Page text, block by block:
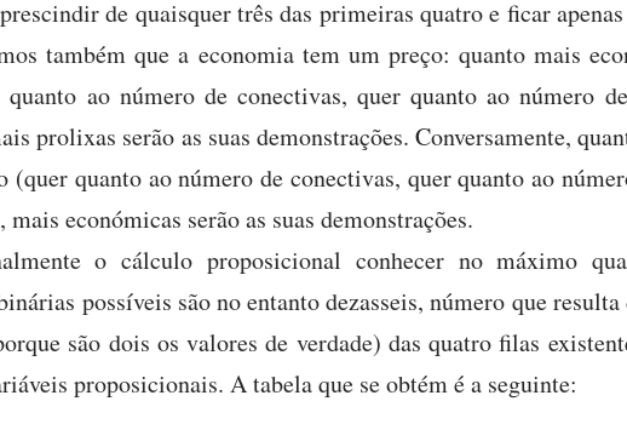
de quaisquer três das primeiras quatro e ficar
também que a economia tem um preço: quanto mais
ao número de conectivas, quer quanto ao número
prolixas serão as suas demonstrações. Conversamente,
quanto ao número de conectivas, quer quanto ao
económicas serão as suas demonstrações.
o cálculo proposicional conhecer no máximo
possíveis são no entanto dezasseis, número que
são dois os valores de verdade) das quatro filas
proposicionais. A tabela que se obtém é a seguinte: